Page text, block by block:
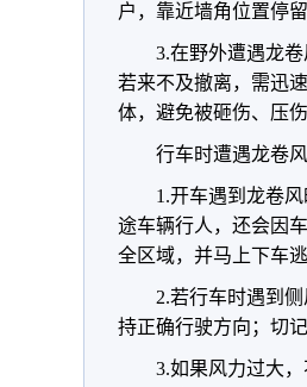
户，靠近墙角位置停
3.在野外遭遇龙
若来不及撤离，需迅
体，避免被砸伤、压
行车时遭遇龙卷风
1.开车遇到龙卷
途车辆行人，还会因
全区域，并马上下车逃
2.若行车时遇到
持正确行驶方向；切
3.如果风力过大